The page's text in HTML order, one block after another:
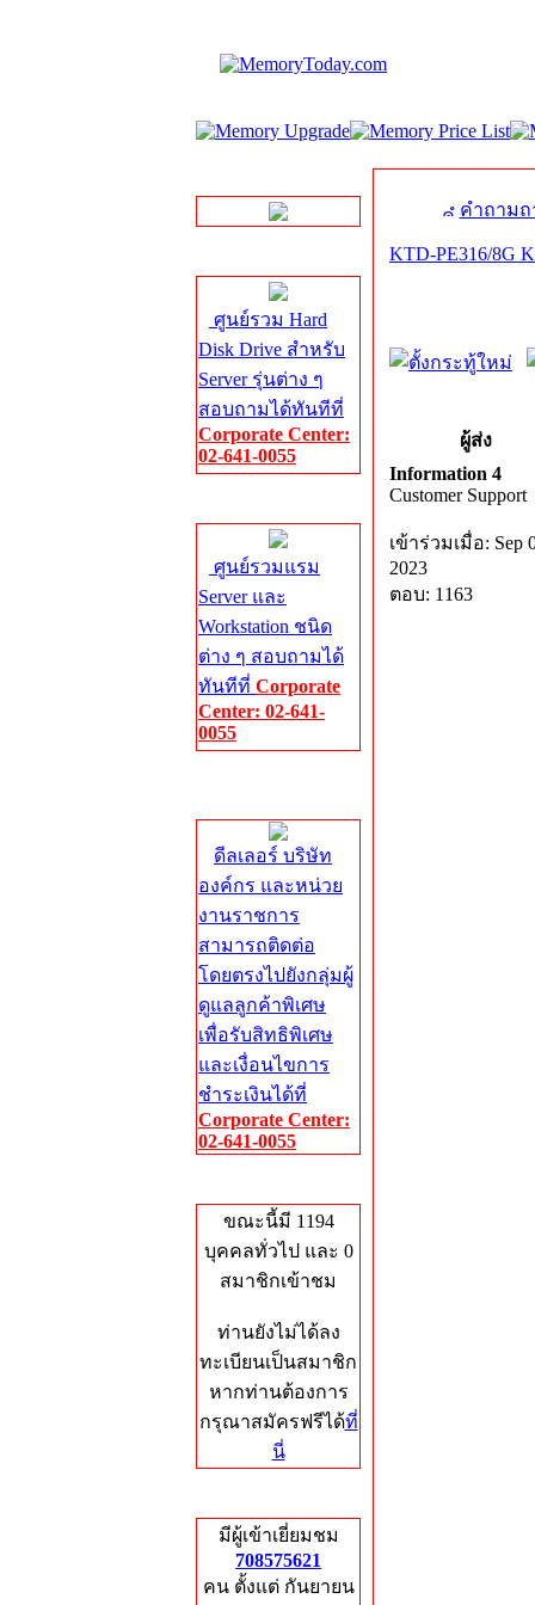
ศูนย์รวม Hard
Disk Drive สำหรับ
Server รุ่นต่าง ๆ
สอบถามได้ทันทีที่
Corporate Center:
02-641-0055
ศูนย์รวมแรม
Server และ
Workstation ชนิด
ต่าง ๆ สอบถามได้
ทันทีที่ Corporate
Center: 02-641-
0055
ดีลเลอร์ บริษัท
องค์กร และหน่วย
งานราชการ
สามารถติดต่อ
โดยตรงไปยังกลุ่มผู้
ดูแลลูกค้าพิเศษ
เพื่อรับสิทธิพิเศษ
และเงื่อนไขการ
ชำระเงินได้ที่
Corporate Center:
02-641-0055
ขณะนี้มี 1194
บุคคลทั่วไป และ 0
สมาชิกเข้าชม
ท่านยังไม่ได้ลง
ทะเบียนเป็นสมาชิก
หากท่านต้องการ
กรุณาสมัครฟรีได้ที่
นี่
มีผู้เข้าเยี่ยมชม
708575621
คน ตั้งแต่ กันยายน
คำถาม
KTD-PE316/8G
ผู้ส่ง
Information 4
Customer Support
เข้าร่วมเมื่อ: Sep
2023
ตอบ: 1163